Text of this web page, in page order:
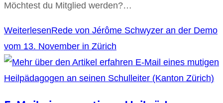
Möchtest du Mitglied werden?…
WeiterlesenRede von Jérôme Schwyzer an der Demo
vom 13. November in Zürich